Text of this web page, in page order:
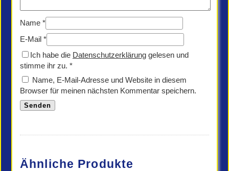
Name *
E-Mail *
Ich habe die Datenschutzerklärung gelesen und
stimme ihr zu. *
Name, E-Mail-Adresse und Website in diesem
Browser für meinen nächsten Kommentar speichern.
Ähnliche Produkte